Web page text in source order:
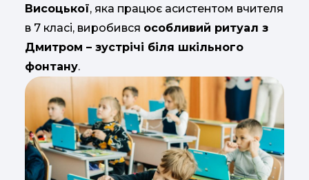
Висоцької, яка працює асистентом вчителя
в 7 класі, виробився особливий ритуал з
Дмитром – зустрічі біля шкільного
фонтану.